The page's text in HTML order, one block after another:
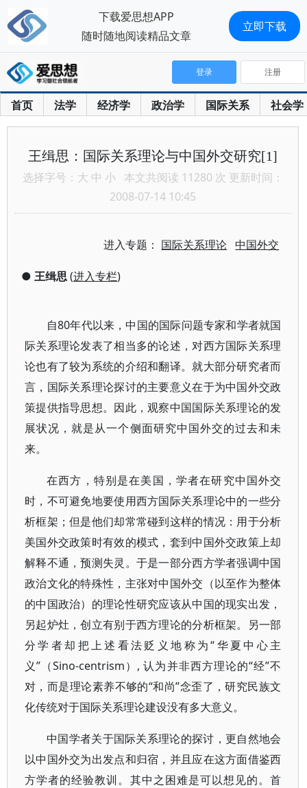
首页 法学 经济学 政治学 国际关系 社会学
登录 注册
王缉思：国际关系理论与中国外交研究[1]
选择字号： 大 中 小 本文共阅读 11280 次 更新时间：
2008-07-14 10:45
进入专题： 国际关系理论 中国外交
● 王缉思(进入专栏)
自80年代以来，中国的国际问题专家和学者就国
际关系理论发表了相当多的论述，对西方国际关系理
论也有了较为系统的介绍和翻译。就大部分研究者而
言，国际关系理论探讨的主要意义在于为中国外交政
策提供指导思想。因此，观察中国国际关系理论的发
展状况，就是从一个侧面研究中国外交的过去和未
来。
在西方，特别是在美国，学者在研究中国外交
时，不可避免地要使用西方国际关系理论中的一些分
析框架；但是他们却常常碰到这样的情况：用于分析
美国外交政策时有效的模式，套到中国外交政策上却
解释不通，预测失灵。于是一部分西方学者强调中国
政治文化的特殊性，主张对中国外交（以至作为整体
的中国政治）的理论性研究应该从中国的现实出发，
另起炉灶，创立有别于西方理论的分析框架。另一部
分学者却把上述看法贬义地称为“华夏中心主
义”（Sino-centrism）, 认为并非西方理论的“经”不
对，而是理论素养不够的“和尚”念歪了，研究民族文
化传统对于国际关系理论建设没有多大意义。
中国学者关于国际关系理论的探讨，更自然地会
以中国外交为出发点和归宿，并且应在这方面借鉴西
方学者的经验教训。其中之困难是可以想见的。首
下载爱思想APP
随时随地阅读精品文章
立即下载